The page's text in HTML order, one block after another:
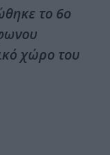
το 6ο
χώρο του